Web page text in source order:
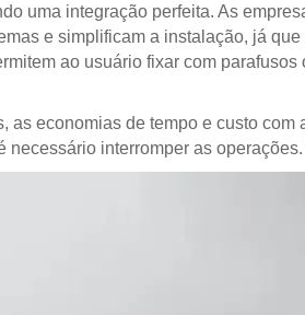
uma integração perfeita. As
e simplificam a instalação, já
ao usuário fixar com
economias de tempo e custo
interromper as